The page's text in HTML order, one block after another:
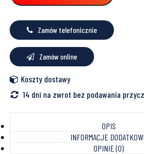
Zamów telefonicznie
Zamów online
Koszty dostawy
14 dni na zwrot bez podawania
OPIS
INFORMACJE
OPINIE (0)